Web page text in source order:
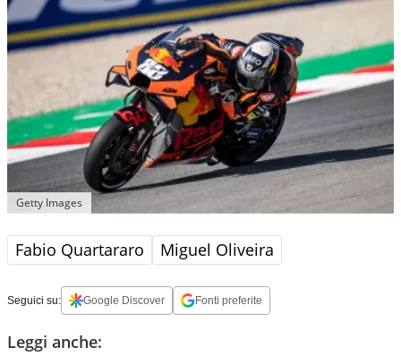
Getty Images
Fabio Quartararo Miguel Oliveira
Seguici su: Google Discover Fonti preferite
Leggi anche: